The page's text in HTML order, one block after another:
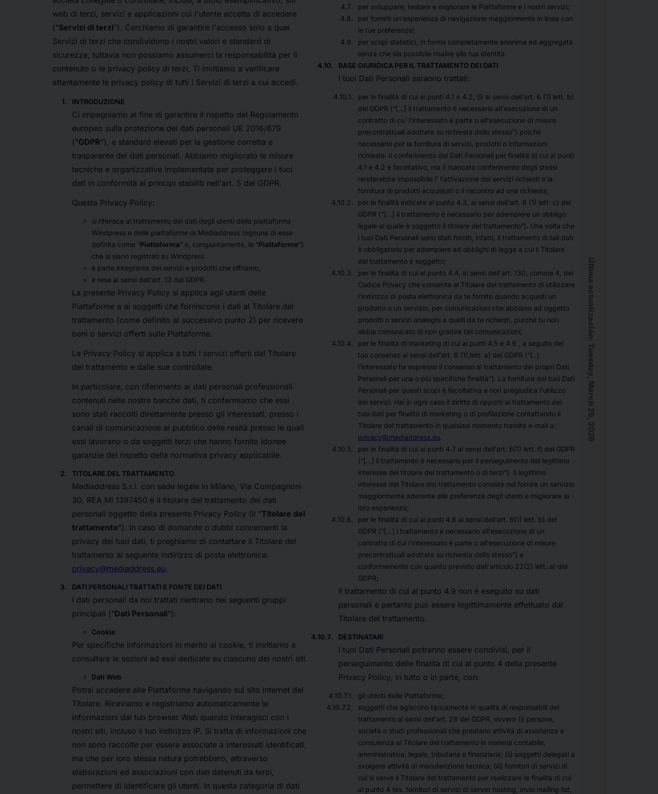
web di terzi, servizi e applicazioni cui l'utente accetta di accedere
("Servizi di terzi"). Cerchiamo di garantire l'accesso solo a quei
Servizi di terzi che condividono i nostri valori e standard di
sicurezza, tuttavia non possiamo assumerci la responsabilità per il
contenuto o le privacy policy di terzi. Ti invitiamo a verificare
attentamente le privacy policy di tutti i Servizi di terzi a cui accedi.
INTRODUZIONE
Ci impegniamo al fine di garantire il rispetto del Regolamento
europeo sulla protezione dei dati personali UE 2016/679
("GDPR"), e standard elevati per la gestione corretta e
trasparente dei dati personali. Abbiamo migliorato le misure
tecniche e organizzative implementate per proteggere i tuoi
dati in conformità ai principi stabiliti nell'art. 5 del GDPR.
Questa Privacy Policy:
si riferisce al trattamento dei dati degli utenti della piattaforma
Windpress e delle piattaforme di Mediaddress (ognuna di esse
definita come “Piattaforma” e, congiuntamente, le “Piattaforme”)
che si siano registrati su Windpress
è parte integrante dei servizi e prodotti che offriamo;
è resa ai sensi dell'art. 13 del GDPR.
La presente Privacy Policy si applica agli utenti delle
Piattaforme e ai soggetti che forniscono i dati al Titolare del
trattamento (come definito al successivo punto 2) per ricevere
beni o servizi offerti sulle Piattaforme.
La Privacy Policy si applica a tutti i servizi offerti dal Titolare
del trattamento e dalle sue controllate.
In particolare, con riferimento ai dati personali professionali
contenuti nelle nostre banche dati, ti confermiamo che essi
sono stati raccolti direttamente presso gli interessati, presso i
canali di comunicazione al pubblico delle realtà presso le quali
essi lavorano o da soggetti terzi che hanno fornito idonee
garanzie del rispetto della normativa privacy applicabile.
TITOLARE DEL TRATTAMENTO
Mediaddress S.r.l. con sede legale in Milano, Via Compagnoni
30, REA MI 1397450 è il titolare del trattamento dei dati
personali oggetto della presente Privacy Policy (il "Titolare del
trattamento"). In caso di domande o dubbi concernenti la
privacy dei tuoi dati, ti preghiamo di contattare il Titolare del
trattamento al seguente indirizzo di posta elettronica:
privacy@mediaddress.eu.
DATI PERSONALI TRATTATI E FONTE DEI DATI
I dati personali da noi trattati rientrano nei seguenti gruppi
principali ("Dati Personali"):
Cookie
Per specifiche informazioni in merito ai cookie, ti invitiamo a
consultare le sezioni ad essi dedicate su ciascuno dei nostri siti.
Dati Web
Potrai accedere alle Piattaforme navigando sul sito internet del
Titolare. Riceviamo e registriamo automaticamente le
informazioni dal tuo browser Web quando interagisci con i
nostri siti, incluso il tuo indirizzo IP. Si tratta di informazioni che
non sono raccolte per essere associate a interessati identificati,
ma che per loro stessa natura potrebbero, attraverso
elaborazioni ed associazioni con dati detenuti da terzi,
permettere di identificare gli utenti. In questa categoria di dati
per sviluppare, testare e migliorare le Piattaforme e i nostri servizi;
per fornirti un'esperienza di navigazione maggiormente in linea con
le tue preferenze;
per scopi statistici, in forma completamente anonima ed aggregata
senza che sia possibile risalire alla tua identità.
BASE GIURIDICA PER IL TRATTAMENTO DEI DATI
I tuoi Dati Personali saranno trattati:
per le finalità di cui ai punti 4.1 e 4.2, (i) ai sensi dell'art. 6 (1) lett. b)
del GDPR (“[…] il trattamento è necessario all'esecuzione di un
contratto di cu' l'interessato è parte o all'esecuzione di misure
precontrattuali adottate su richiesta dello stesso”) poiché
necessario per la fornitura di servizi, prodotti o informazioni
richieste. Il conferimento dei Dati Personali per finalità di cui ai punti
4.1 e 4.2 è facoltativo, ma il mancato conferimento degli stessi
renderebbe impossibile l' l'attivazione dei servizi richiesti o la
fornitura di prodotti acquistati o il riscontro ad una richiesta;
per le finalità indicate al punto 4.3, ai sensi dell'art. 6 (1) lett. c) del
GDPR (“[...] il trattamento è necessario per adempiere un obbligo
legale al quale è soggetto il titolare del trattamento”). Una volta che
i tuoi Dati Personali sono stati forniti, infatti, il trattamento di tali dati
è obbligatorio per adempiere ad obblighi di legge a cui il Titolare
del trattamento è soggetto;
per le finalità di cui al punto 4.4, ai sensi dell'art. 130, comma 4, del
Codice Privacy che consente al Titolare del trattamento di utilizzare
l'indirizzo di posta elettronica da te fornito quando acquisti un
prodotto o un servizio, per comunicazioni che abbiano ad oggetto
prodotti o servizi analoghi a quelli da te richiesti, purché tu non
abbia comunicato di non gradire tali comunicazioni;
per le finalità di marketing di cui ai punti 4.5 e 4.6 , a seguito del
tuo consenso ai sensi dell'art. 6 (1),lett. a) del GDPR (“[..]
l'interessato ha espresso il consenso al trattamento dei propri Dati
Personali per una o più specifiche finalità”). La fornitura dei tuoi Dati
Personali per questi scopi è facoltativa e non pregiudica l'utilizzo
dei servizi. Hai in ogni caso il diritto di opporti al trattamento dei
tuoi dati per finalità di marketing o di profilazione contattando il
Titolare del trattamento in qualsiasi momento tramite e-mail a:
privacy@mediaddress.eu.
per le finalità di cui ai punti 4.7 ai sensi dell'art. 6(1) lett. f) del GDPR
(“[…] il trattamento è necessario per il perseguimento del legittimo
interesse del titolare del trattamento o di terzi”). Il legittimo
interesse del Titolare del trattamento consiste nel fornire un servizio
maggiormente aderente alle preferenze degli utenti e migliorare la
loro esperienza;
per le finalità di cui ai punti 4.8 ai sensi dell'art. 6(1) lett. b) del
GDPR (“[…] l trattamento è necessario all'esecuzione di un
contratto di cui l'interessato è parte o all'esecuzione di misure
precontrattuali adottate su richiesta dello stesso”) e
conformemente con quanto previsto dall'articolo 22(2) lett,.a) del
GDPR;
Il trattamento di cui al punto 4.9 non è eseguito su dati
personali e pertanto può essere legittimamente effettuato dal
Titolare del trattamento.
DESTINATARI
I tuoi Dati Personali potranno essere condivisi, per il
perseguimento delle finalità di cui al punto 4 della presente
Privacy Policy, in tutto o in parte, con:
gli utenti delle Piattaforme;
soggetti che agiscono tipicamente in qualità di responsabili del
trattamento ai sensi dell'art. 28 del GDPR, ovvero (i) persone,
società o studi professionali che prestano attività di assistenza e
consulenza al Titolare del trattamento in materia contabile,
amministrativa, legale, tributaria e finanziaria; (ii) soggetti delegati a
svolgere attività di manutenzione tecnica; (iii) fornitori di servizi di
cui si serve il Titolare del trattamento per realizzare le finalità di cui
al punto 4 (es. fornitori di servizi di server hosting, invio mailing list,